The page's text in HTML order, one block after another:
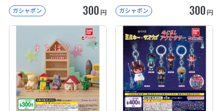
ガシャポン 300 円 ガシャポン 300 円